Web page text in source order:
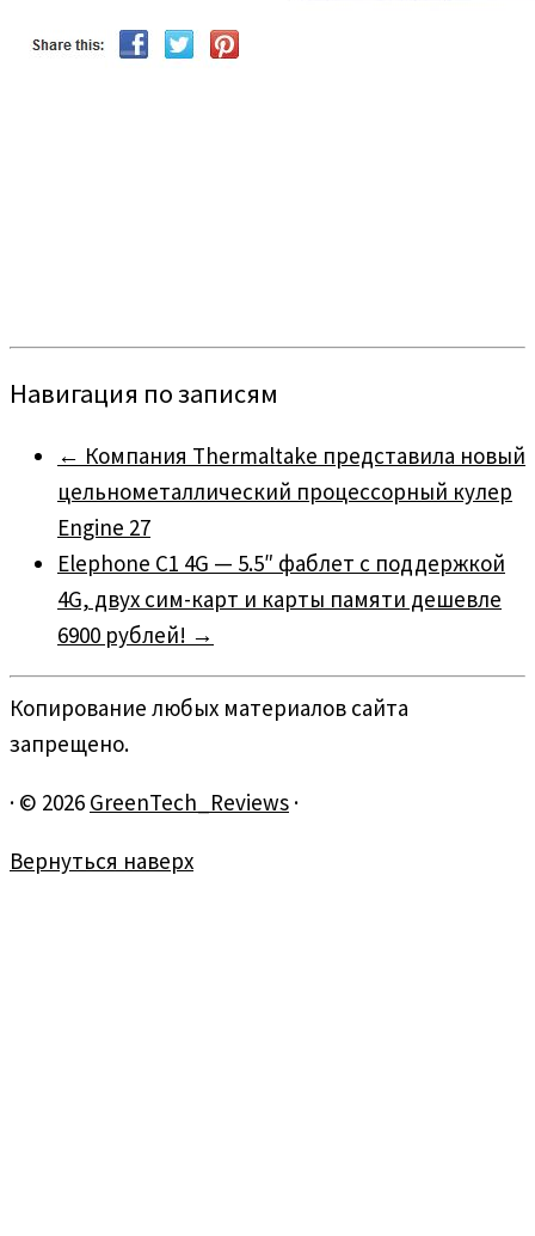
Навигация по записям
← Компания Thermaltake представила новый
цельнометаллический процессорный кулер
Engine 27
Elephone C1 4G — 5.5″ фаблет с поддержкой
4G, двух сим-карт и карты памяти дешевле
6900 рублей! →
Копирование любых материалов сайта
запрещено.
· © 2026 GreenTech_Reviews ·
Вернуться наверх